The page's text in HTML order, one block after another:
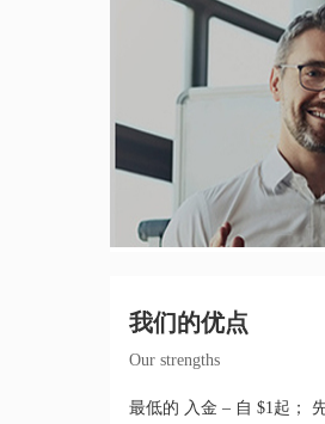
我们的优点
Our strengths
最低的 入金 – 自 $1起；